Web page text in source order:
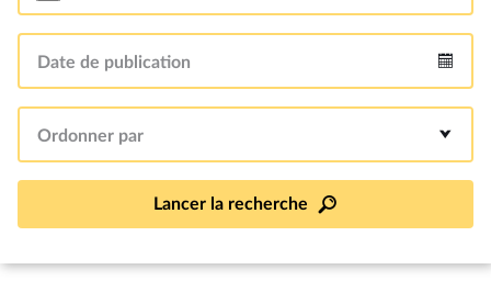
Date de publication
Ordonner par
Lancer la recherche